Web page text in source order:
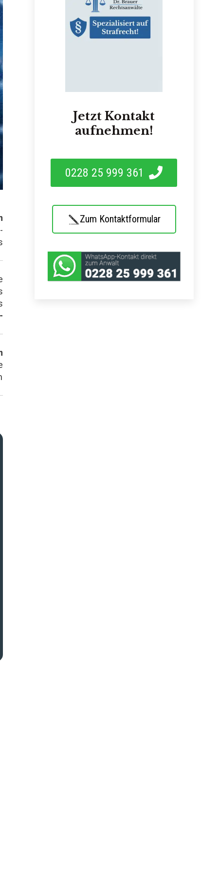
Jetzt Kontakt
aufnehmen!
0228 25 999 361
Zum Kontaktformular